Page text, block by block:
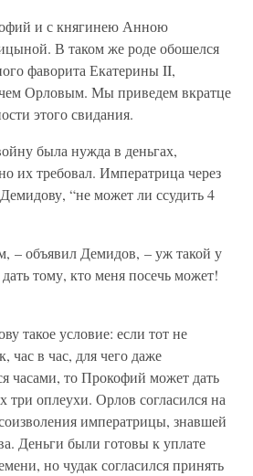
и с княгинею Анною
В таком же роде обошелся
фаворита Екатерины II,
Орловым. Мы приведем вкратце
этого свидания.
была нужда в деньгах,
их требовал. Императрица через
“не может ли ссудить 4
– объявил Демидов, – уж такой у
тому, кто меня посечь может!
такое условие: если тот не
час в час, для чего даже
часами, то Прокофий может дать
три оплеухи. Орлов согласился на
императрицы, знавшей
Деньги были готовы к уплате
но чудак согласился принять